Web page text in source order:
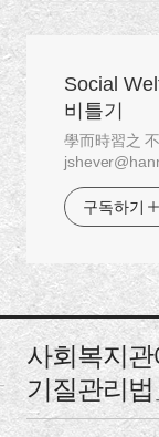
Social
비틀기
學而時習之
구독하기
사회복지
기질관리